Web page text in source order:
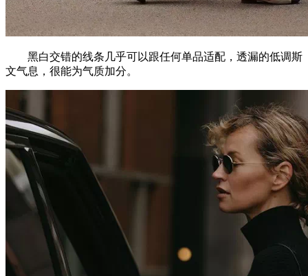
黑白交错的线条几乎可以跟任何单品适配，透漏的低调斯
文气息，很能为气质加分。